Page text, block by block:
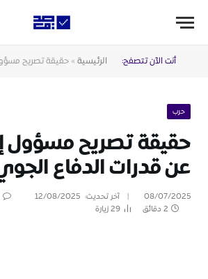
أنت الآن تتصفح: الرئيسية » حقيقة تصريح مسؤول
حرب
حقيقة تصريح مسؤول
عن قدرات الدفاع
08/07/2025 آخر تحديث: 12/08/2025
2 دقائق
29زيارة